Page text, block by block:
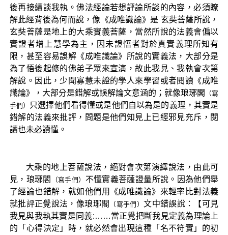
後再接續談我執。佛法經論若想評論所談的內容，必須瞭
解此經背後為何而說，像《成唯識論》是 玄奘菩薩所說，
玄奘菩薩是地上的大乘實義菩薩，當然所說的法義會偏以
實證者增上慧學為主，因未證悟者對於真實義理所知有
限，甚至容易誤解《成唯識論》所說的實義法，大部分是
為了悟後起修的佛弟子眾來宣演，故此我見、我執會次第
解說。因此，少聞寡慧未證的學人來學習或者閱讀《成唯
識論》，大部分是錯解或誤解論文意涵的；就像琅琊閣
（寫
手們）
只選擇他們看得懂或是他們自以為是的義理，其實是
錯解的法義來批評，問題是他們知見上已經邪見充斥，閱
讀也未必讀懂。
大乘的地上菩薩說法，絕對會次第演繹說法，由此可
見，琅琊閣
（寫手們） 不懂實義菩薩證量所說。因為他們舉
了經論也錯解，就如他們用《成唯識論》來輕率比對法義
就批評正覺說法，像琅琊閣
（寫手們）文中錯誤說：【可見
我見與我執其實是同義:……當正覺把斷我見定義為理論上
的「心得決定」時，就必然會出現這種「名不符實」的初